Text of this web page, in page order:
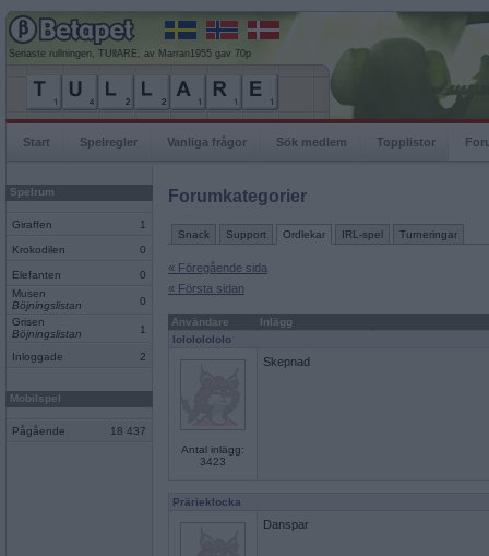
Senaste rullningen, TUllARE, av Marran1955 gav 70p
Start Spelregler Vanliga frågor Sök medlem Topplistor
Spelrum
Giraffen 1
Krokodilen 0
Elefanten
0
Musen
Böjningslistan
0
Grisen
Böjningslistan
1
Inloggade 2
Mobilspel
Pågående 18 437
Forumkategorier
Snack Support Ordlekar IRL-spel Turneringar
« Föregående sida
« Första sidan
Användare
Inlägg
lolololololo
Antal inlägg:
3423
Skepnad
Prärieklocka
Danspar